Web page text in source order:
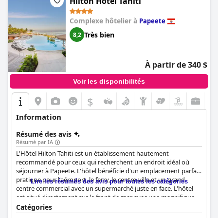
inoubliable à ceux qui recherchent une relaxation, un luxe et
une intimité inégalés.
Complexe hôtelier à Papeete
8,2 Très bien
À partir de 340 $
Voir les disponibilités
$
Information
Résumé des avis
Résumé par IA
L'Hôtel Hilton Tahiti est un établissement hautement
recommandé pour ceux qui recherchent un endroit idéal où
séjourner à Papeete. L'hôtel bénéficie d'un emplacement parfait,
pratique pour l'aéroport, le ferry, le centre-ville et un grand
centre commercial avec un supermarché juste en face. L'hôtel
est situé directement sur le front de mer avec une magnifique
piscine qui a conquis le cœur de nombreux clients. Le petit-
déjeuner a reçu des critiques mitigées, mais certains clients l'ont
Lire les résumés des avis pour toutes les catégories
Catégories